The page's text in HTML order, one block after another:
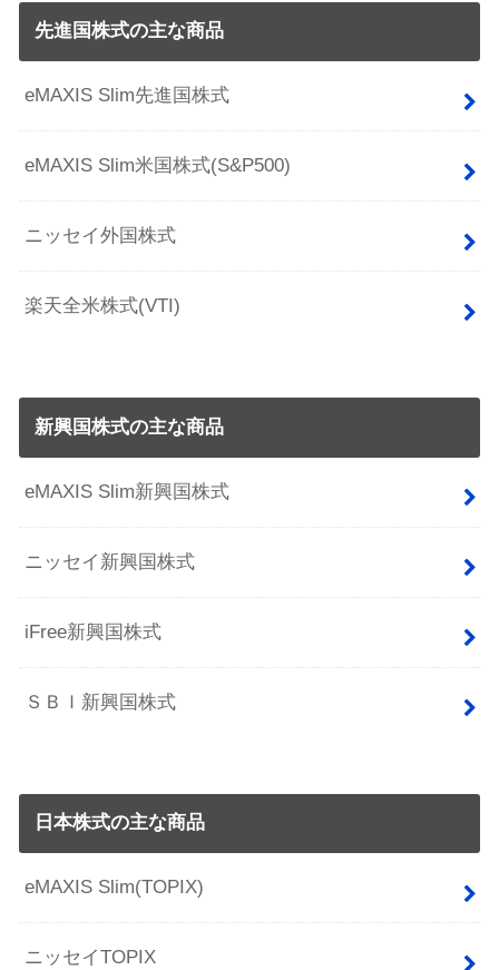
先進国株式の主な商品
eMAXIS Slim先進国株式
eMAXIS Slim米国株式(S&P500)
ニッセイ外国株式
楽天全米株式(VTI)
新興国株式の主な商品
eMAXIS Slim新興国株式
ニッセイ新興国株式
iFree新興国株式
ＳＢＩ新興国株式
日本株式の主な商品
eMAXIS Slim(TOPIX)
ニッセイTOPIX